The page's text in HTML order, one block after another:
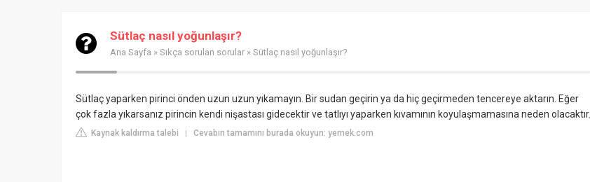
Sütlaç nasıl yoğunlaşır?
Ana Sayfa » Sıkça sorulan sorular » Sütlaç nasıl yoğunlaşır?
Sütlaç yaparken pirinci önden uzun uzun yıkamayın. Bir sudan geçirin ya da hiç geçirmeden tencereye aktarın. Eğer
çok fazla yıkarsanız pirincin kendi nişastası gidecektir ve tatlıyı yaparken kıvamının koyulaşmamasına neden olacaktır.
Kaynak kaldırma talebi | Cevabın tamamını burada okuyun: yemek.com